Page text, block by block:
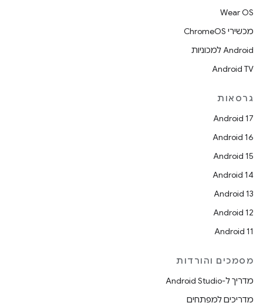
Wear OS
מכשירי ChromeOS
Android למכוניות
Android TV
גרסאות
Android 17
Android 16
Android 15
Android 14
Android 13
Android 12
Android 11
מסמכים והורדות
מדריך ל-Android Studio
מדריכים למפתחים